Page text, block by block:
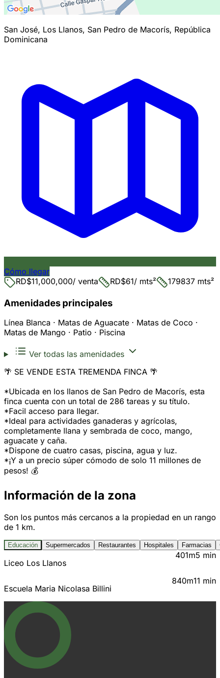
San José, Los Llanos, San Pedro de Macorís, República
Dominicana
Cómo llegar
RD$11,000,000/ venta RD$61/ mts² 179837 mts²
Amenidades principales
Línea Blanca · Matas de Aguacate · Matas de Coco ·
Matas de Mango · Patio · Piscina
Ver todas las amenidades
🌴 SE VENDE ESTA TREMENDA FINCA 🌴
*Ubicada en los llanos de San Pedro de Macorís, esta
finca cuenta con un total de 286 tareas y su título.
*Facil acceso para llegar.
*Ideal para actividades ganaderas y agrícolas,
completamente llana y sembrada de coco, mango,
aguacate y caña.
*Dispone de cuatro casas, piscina, agua y luz.
*¡Y a un precio súper cómodo de solo 11 millones de
pesos! 💰
Información de la zona
Son los puntos más cercanos a la propiedad en un rango
de 1 km.
Educación Supermercados Restaurantes Hospitales Farmacias
Liceo Los Llanos
401m5 min
Escuela Maria Nicolasa Billini
840m11 min